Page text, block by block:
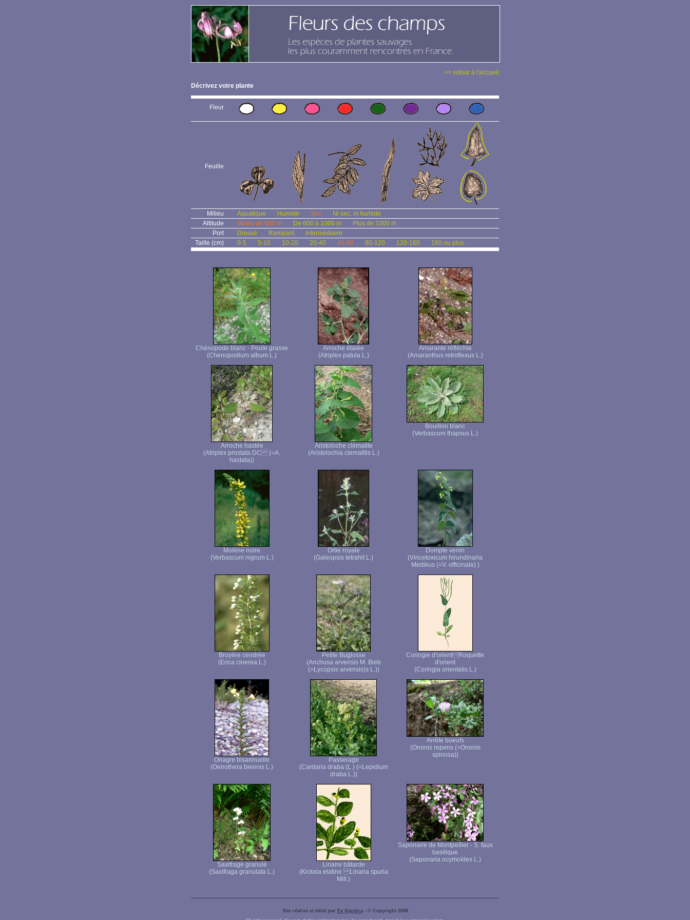
<< retour à l'accueil
Décrivez votre plante
Fleur
Feuille
Milieu Aquatique Humide Sec
Ni sec, ni humide
Altitude
Moins de 600 m De 600 à 1000 m
Plus de 1000 m
Port
Dressé Rampant
Intermédiaire
Taille (cm)
0-5 5-10 10-20 20-40 40-80 80-120 120-160 160 ou plus
Chénopode blanc - Poule grasse
(Chenopodium album L.)
Arroche étalée
(Atriplex patula L.)
Amarante réfléchie
(Amaranthus retroflexus L.)
Arroche hastée
(Atriplex prostata DC (=A.
hastata))
Aristoloche clématite
(Aristolochia clematitis L.)
Bouillon blanc
(Verbascum thapsus L.)
Molène noire
(Verbascum nigrum L.)
Ortie royale
(Galeopsis tetrahit L.)
Dompte venin
(Vincetoxicum hirundinaria
Medikus (=V. officinale) )
Bruyère cendrée
(Erica cinerea L.)
Petite Buglosse
(Anchusa arvensis M. Bieb
(=Lycopsis arvensis)s L.))
Coringie d'orient Roquette
d'orient
(Coringia orientalis L.)
Onagre bisannuelle
(Oenothera biennis L.)
Passerage
(Cardaria draba (L.) (=Lepidium
draba L.))
Arrête boeufs
(Ononis repens (=Ononis
spinosa))
Saxifrage granulé
(Saxifraga granulata L.)
Linaire bâtarde
(Kickxia elatine Linaria spuria
Mill.)
Saponaire de Montpellier - S. faux
basilique
(Saponaria ocymoïdes L.)
Site réalisé et édité par Ex Algebra- © Copyright 2008